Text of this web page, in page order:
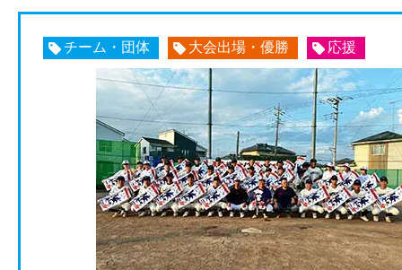
チーム・団体 大会出場・優勝 応援